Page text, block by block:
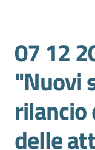
Promuovere
Impresa
e
territorio
Salta al contenuto
07 12
"Nuovi
delle